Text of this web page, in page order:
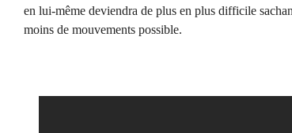
en lui-même deviendra de plus en plus difficile
moins de mouvements possible.